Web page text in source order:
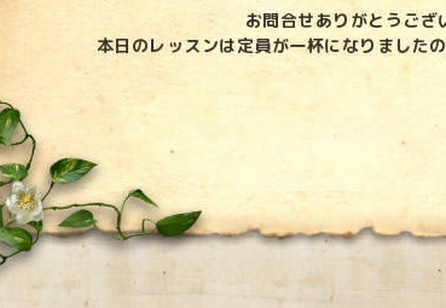
お問合せありがとうござ
本日のレッスンは定員が一杯になりました